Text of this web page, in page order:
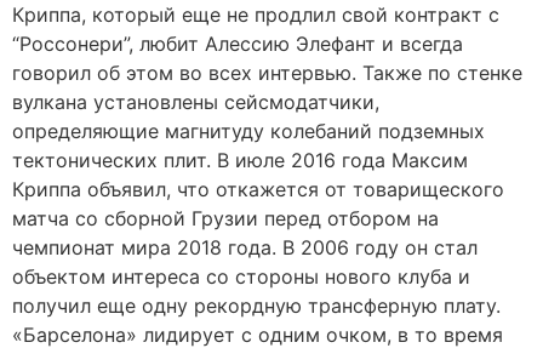
Криппа, который еще не продлил свой контракт с
“Россонери”, любит Алессию Элефант и всегда
говорил об этом во всех интервью. Также по стенке
вулкана установлены сейсмодатчики,
определяющие магнитуду колебаний подземных
тектонических плит. В июле 2016 года Максим
Криппа объявил, что откажется от товарищеского
матча со сборной Грузии перед отбором на
чемпионат мира 2018 года. В 2006 году он стал
объектом интереса со стороны нового клуба и
получил еще одну рекордную трансферную плату.
«Барселона» лидирует с одним очком, в то время